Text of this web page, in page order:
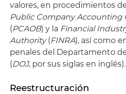
valores, en procedimientos
Public Company Accounting
(PCAOB) y la Financial
Authority(FINRA), así como
penales del Departamento
(DOJ, por sus siglas en inglés).
Reestructuración